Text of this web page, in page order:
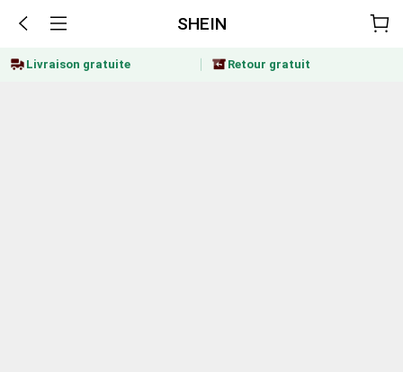
SHEIN
Livraison gratuite Retour gratuit